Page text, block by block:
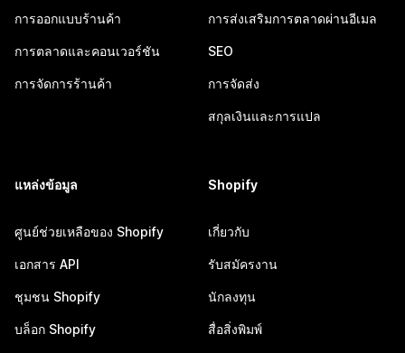
การออกแบบร้านค้า
การตลาดและคอนเวอร์ชัน
การจัดการร้านค้า
การส่งเสริมการตลาดผ่านอีเมล
SEO
การจัดส่ง
สกุลเงินและการแปล
แหล่งข้อมูล
ศูนย์ช่วยเหลือของ Shopify
เอกสาร API
ชุมชน Shopify
บล็อก Shopify
Shopify
เกี่ยวกับ
รับสมัครงาน
นักลงทุน
สื่อสิ่งพิมพ์